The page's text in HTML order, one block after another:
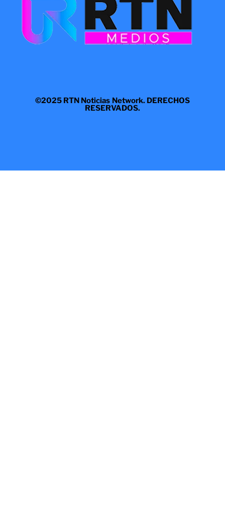
©2025 RTN Noticias Network. DERECHOS
RESERVADOS.